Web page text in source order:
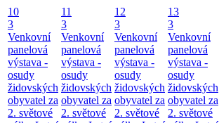
10
3
Venkovní
panelová
výstava -
osudy
židovských
obyvatel za
2. světové
11
3
Venkovní
panelová
výstava -
osudy
židovských
obyvatel za
2. světové
12
3
Venkovní
panelová
výstava -
osudy
židovských
obyvatel za
2. světové
13
3
Venkovní
panelová
výstava -
osudy
židovských
obyvatel za
2. světové